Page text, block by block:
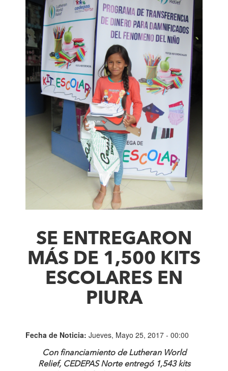
SE ENTREGARON
MÁS DE 1,500 KITS
ESCOLARES EN
PIURA
Fecha de Noticia: Jueves, Mayo 25, 2017 - 00:00
Con financiamiento de Lutheran World
Relief, CEDEPAS Norte entregó 1,543 kits